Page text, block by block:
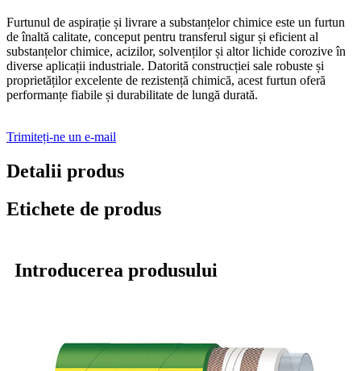
Furtunul de aspirație și livrare a substanțelor chimice este un furtun
de înaltă calitate, conceput pentru transferul sigur și eficient al
substanțelor chimice, acizilor, solvenților și altor lichide corozive în
diverse aplicații industriale. Datorită construcției sale robuste și
proprietăților excelente de rezistență chimică, acest furtun oferă
performanțe fiabile și durabilitate de lungă durată.
Trimiteți-ne un e-mail
Detalii produs
Etichete de produs
Introducerea produsului